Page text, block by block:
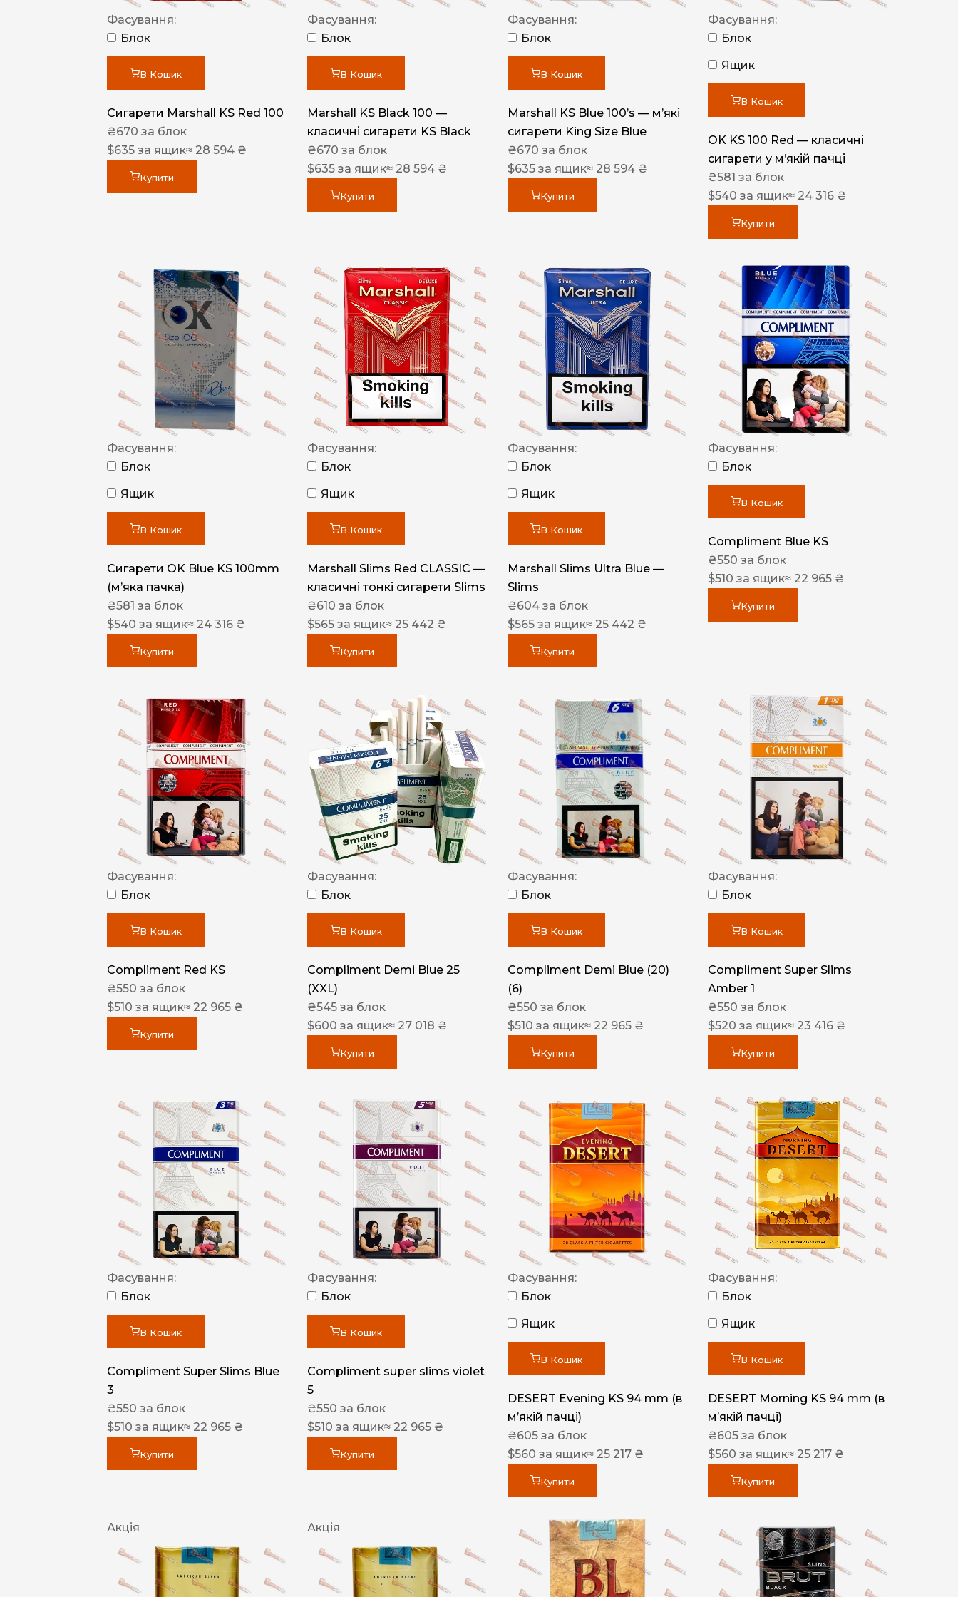
Акциз UA
Leana
ASTRU
De Santis
MONUS
NERO
NERO
Гуцульскі
Cigaronne
Фасування:
Блок
В Кошик
Сигарети Marshall KS Red 100
₴670 за блок
$635 за ящик≈ 28 594 ₴
Купити
Фасування:
Блок
В Кошик
Marshall KS Black 100 —
класичні сигарети KS Black
₴670 за блок
$635 за ящик≈ 28 594 ₴
Купити
Фасування:
Блок
В Кошик
Marshall KS Blue 100’s — м’які
сигарети King Size Blue
₴670 за блок
$635 за ящик≈ 28 594 ₴
Купити
Фасування:
Блок
Ящик
В Кошик
OK KS 100 Red — класичні
сигарети у м’якій пачці
₴581 за блок
$540 за ящик≈ 24 316 ₴
Купити
Фасування:
Блок
Ящик
В Кошик
Сигарети OK Blue KS 100mm
(м’яка пачка)
₴581 за блок
$540 за ящик≈ 24 316 ₴
Купити
Фасування:
Блок
Ящик
В Кошик
Marshall Slims Red CLASSIC —
класичні тонкі сигарети Slims
₴610 за блок
$565 за ящик≈ 25 442 ₴
Купити
Фасування:
Блок
Ящик
В Кошик
Marshall Slims Ultra Blue —
Slims
₴604 за блок
$565 за ящик≈ 25 442 ₴
Купити
Фасування:
Блок
В Кошик
Compliment Blue KS
₴550 за блок
$510 за ящик≈ 22 965 ₴
Купити
Фасування:
Блок
В Кошик
Compliment Red KS
₴550 за блок
$510 за ящик≈ 22 965 ₴
Купити
Фасування:
Блок
В Кошик
Compliment Demi Blue 25
(XXL)
₴545 за блок
$600 за ящик≈ 27 018 ₴
Купити
Фасування:
Блок
В Кошик
Compliment Demi Blue (20)
(6)
₴550 за блок
$510 за ящик≈ 22 965 ₴
Купити
Фасування:
Блок
В Кошик
Compliment Super Slims
Amber 1
₴550 за блок
$520 за ящик≈ 23 416 ₴
Купити
Фасування:
Блок
В Кошик
Compliment Super Slims Blue
3
₴550 за блок
$510 за ящик≈ 22 965 ₴
Купити
Фасування:
Блок
В Кошик
Compliment super slims violet
5
₴550 за блок
$510 за ящик≈ 22 965 ₴
Купити
Фасування:
Блок
Ящик
В Кошик
DESERT Evening KS 94 mm (в
мʼякій пачці)
₴605 за блок
$560 за ящик≈ 25 217 ₴
Купити
Фасування:
Блок
Ящик
В Кошик
DESERT Morning KS 94 mm (в
мʼякій пачці)
₴605 за блок
$560 за ящик≈ 25 217 ₴
Купити
Акція Акція